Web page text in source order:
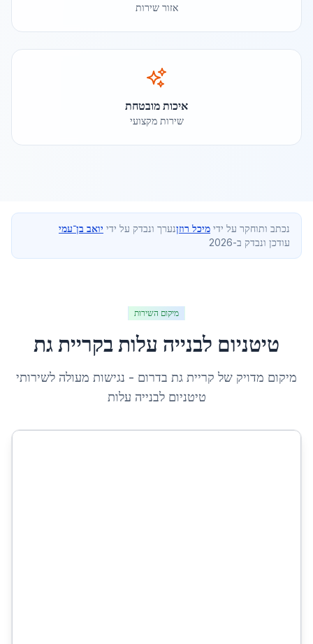
אזור שירות
איכות מובטחת
שירות מקצועי
נכתב ותוחקר על ידי מיכל רוזןנערך ונבדק על ידי יואב בן־עמי
עודכן ונבדק ב-2026
מיקום השירות
טיטניום לבנייה עלות בקריית גת
מיקום מדויק של קריית גת בדרום - נגישות מעולה לשירותי
טיטניום לבנייה עלות